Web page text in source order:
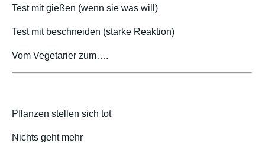
Test mit gießen (wenn sie was will)
Test mit beschneiden (starke Reaktion)
Vom Vegetarier zum….
Pflanzen stellen sich tot
Nichts geht mehr